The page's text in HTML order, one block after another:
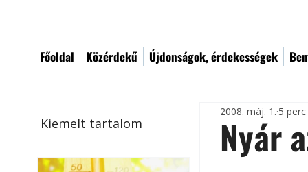
Főoldal Közérdekű Újdonságok, érdekességek
Kiemelt tartalom Nyár
2008. máj. 1. 5